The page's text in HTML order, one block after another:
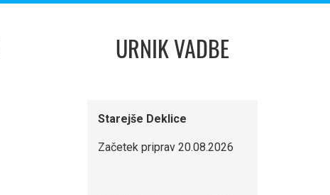
URNIK VADBE
Starejše Deklice
Začetek priprav 20.08.2026